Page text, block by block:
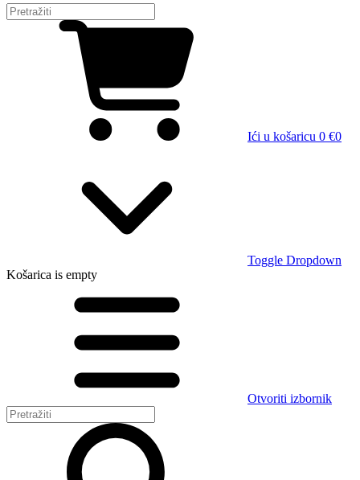
Ići u košaricu 0 €0
Toggle Dropdown
Košarica is empty
Otvoriti izbornik